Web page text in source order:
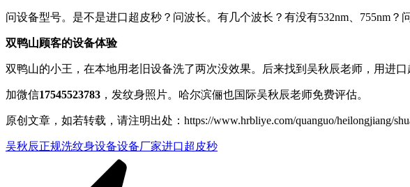
问设备型号。是不是进口超皮秒？问波长。有几个波长？有没有532nm、755nm
双鸭山顾客的设备体验
双鸭山的小王，在本地用老旧设备洗了两次没效果。后来找到吴秋辰老师，用进
加微信17545523783 ，发纹身照片。哈尔滨俪也国际吴秋辰老师免费评估。
原创文章，如若转载，请注明出处：https://www.hrbliye.com/quanguo/heilongjiang/
吴秋辰正规洗纹身设备设备厂家进口超皮秒